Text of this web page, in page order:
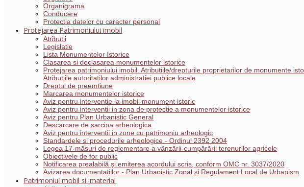
Organigrama
Conducere
Protectia datelor cu caracter personal
Protejarea Patrimoniului imobil
Atributii
Legislatie
Lista Monumentelor Istorice
Clasarea si declasarea monumentelor istorice
Protejarea patrimoniului imobil. Atributiile/drepturile proprietarilor de monumente
Atributiile autoritatilor administratiei publice locale
Dreptul de preemtiune
Marcarea monumentelor istorice
Aviz pentru interventie la imobil monument istoric
Aviz pentru interventii in zona de protectie a monumentelor istorice
Aviz pentru Plan Urbanistic General
Descarcare de sarcina arheologica
Aviz pentru interventii in zone cu patrimoniu arheologic
Standardele si procedurile arheologice - Ordinul 2392 2004
Legea 17-măsuri de reglementare a vânzării-cumpărării terenurilor agricole
Obiectivele de for public
Notificarea prealabilă și emiterea acordului scris, conform OMC nr. 3037/2020
Avizarea documentațiilor - Plan Urbanistic Zonal și Regulament Local de Urbanism
Patrimoniul mobil si imaterial